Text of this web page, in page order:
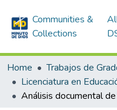
Communities &
Collections
Home Trabajos de